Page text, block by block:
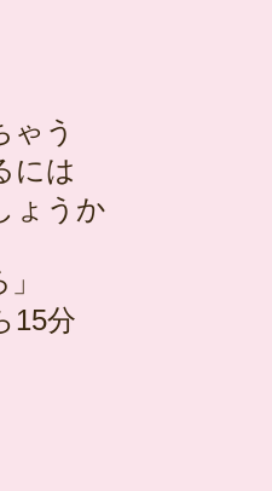
ゃう
には
ょうか
15分